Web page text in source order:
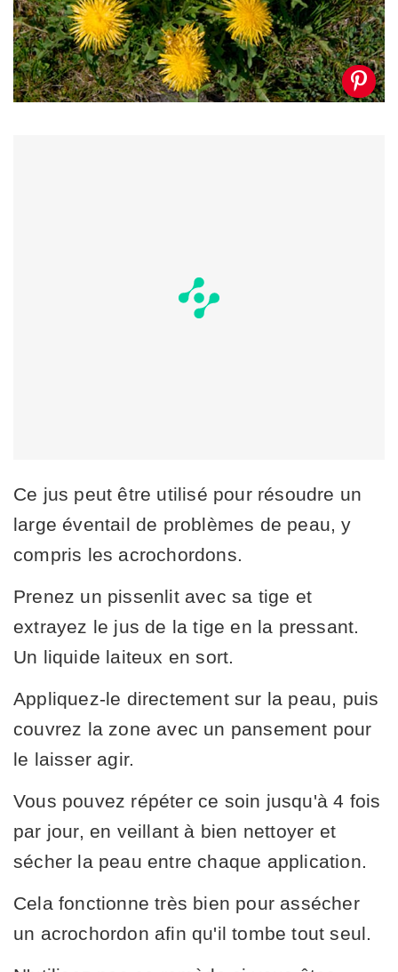
Ce jus peut être utilisé pour résoudre un
large éventail de problèmes de peau, y
compris les acrochordons.
Prenez un pissenlit avec sa tige et
extrayez le jus de la tige en la pressant.
Un liquide laiteux en sort.
Appliquez-le directement sur la peau, puis
couvrez la zone avec un pansement pour
le laisser agir.
Vous pouvez répéter ce soin jusqu'à 4 fois
par jour, en veillant à bien nettoyer et
sécher la peau entre chaque application.
Cela fonctionne très bien pour assécher
un acrochordon afin qu'il tombe tout seul.